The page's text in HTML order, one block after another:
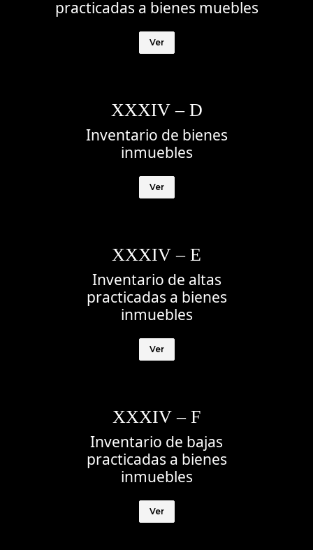
practicadas a bienes muebles
Ver
XXXIV – D
Inventario de bienes
inmuebles
Ver
XXXIV – E
Inventario de altas
practicadas a bienes
inmuebles
Ver
XXXIV – F
Inventario de bajas
practicadas a bienes
inmuebles
Ver